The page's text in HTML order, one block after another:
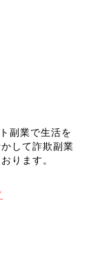
副業で生活を
して詐欺副業
ります。